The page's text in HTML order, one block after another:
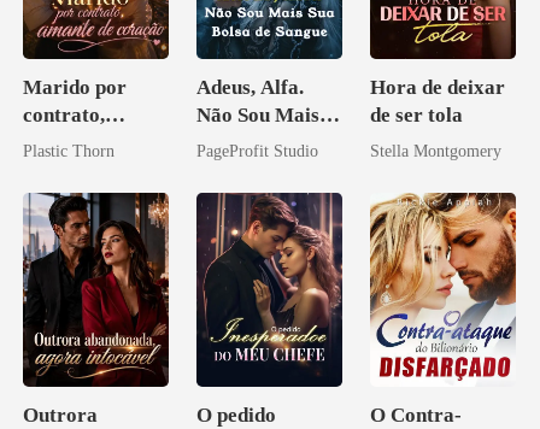
Marido por
contrato,
amante de
Plastic Thorn
Adeus, Alfa.
Não Sou Mais
Sua Bolsa de
PageProfit Studio
Hora de deixar
de ser tola
Stella Montgomery
Outrora
O pedido
O Contra-